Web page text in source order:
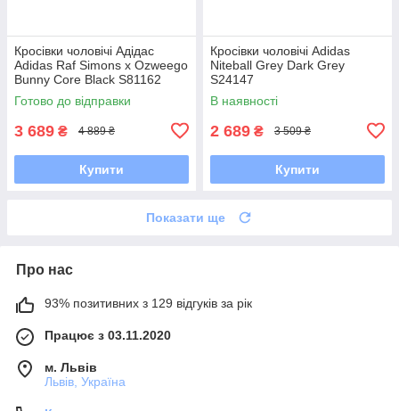
Кросівки чоловічі Адідас
Adidas Raf Simons x Ozweego
Bunny Core Black S81162
Готово до відправки
3 689 ₴ 4 889 ₴
Купити
Кросівки чоловічі Adidas
Niteball Grey Dark Grey
S24147
В наявності
2 689 ₴ 3 509 ₴
Купити
Показати ще
Про нас
93% позитивних з 129 відгуків за рік
Працює з 03.11.2020
м. Львів
Львів, Україна